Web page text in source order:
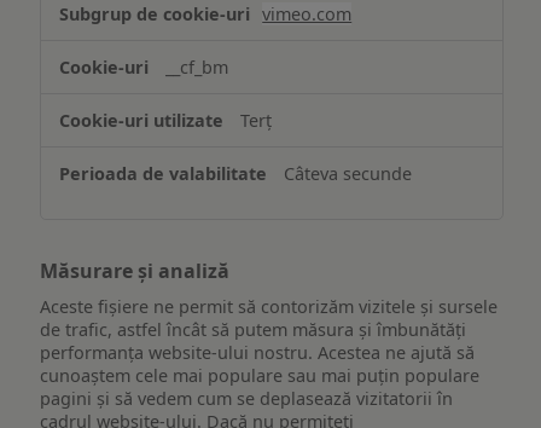
funcționalităților
ului
vimeo.com
__cf_bm
Terț
Câteva secunde
Măsurare și analiză
Aceste fișiere ne permit să contorizăm vizitele și sursele
de trafic, astfel încât să putem măsura și îmbunătăți
performanța website-ului nostru. Acestea ne ajută să
cunoaștem cele mai populare sau mai puțin populare
pagini și să vedem cum se deplasează vizitatorii în
cadrul website-ului. Dacă nu permiteți